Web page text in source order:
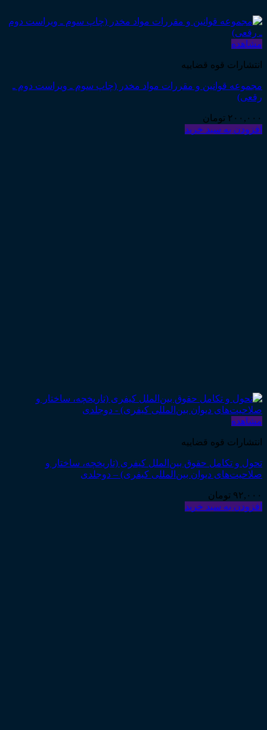
مشاهده
انتشارات قوه قضاییه
مجموعه قوانین و مقررات مواد مخدر (چاپ سوم ـ ویراست دوم ـ
رقعی)
۲۰۰,۰۰۰ تومان
افزودن به سبد خرید
مشاهده
انتشارات قوه قضاییه
تحول و تکامل حقوق بین‌الملل کیفری (تاریخچه، ساختار و
صلاحیت‌های دیوان بین‌المللی کیفری) – دوجلدی
۹۲,۰۰۰ تومان
افزودن به سبد خرید